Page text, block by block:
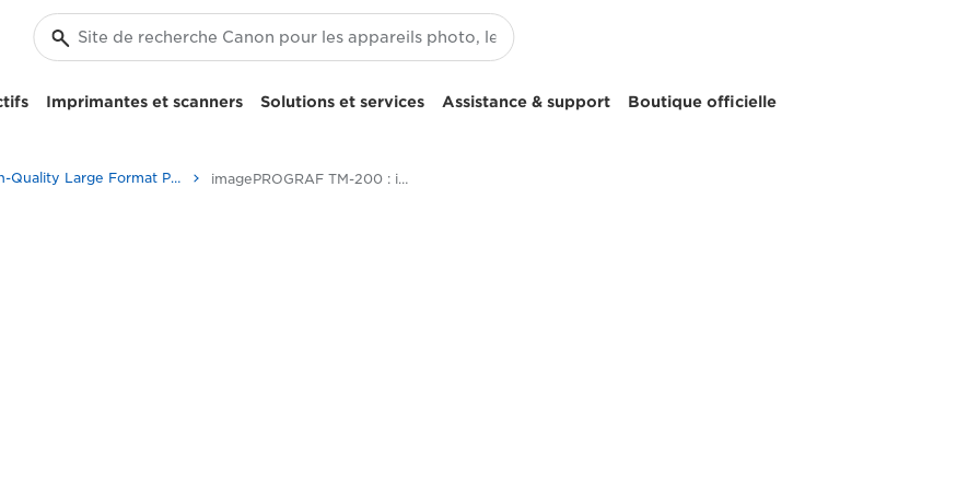
Imprimantes et scanners Solutions et services Assistance & support Boutique officielle
High-Quality Large Format Printers for CAD/GIS and Stunning Graphics imagePROGRAF TM-200 : impression précise et efficace